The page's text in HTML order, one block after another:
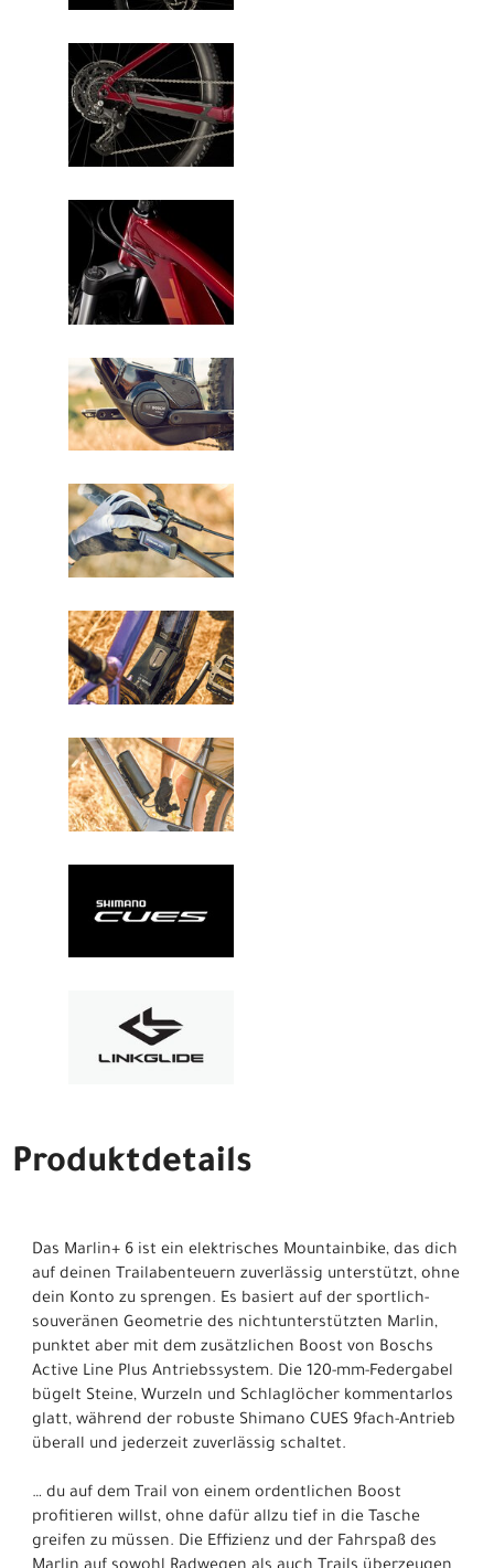
Produktdetails
Das Marlin+ 6 ist ein elektrisches Mountainbike, das dich
auf deinen Trailabenteuern zuverlässig unterstützt, ohne
dein Konto zu sprengen. Es basiert auf der sportlich-
souveränen Geometrie des nichtunterstützten Marlin,
punktet aber mit dem zusätzlichen Boost von Boschs
Active Line Plus Antriebssystem. Die 120-mm-Federgabel
bügelt Steine, Wurzeln und Schlaglöcher kommentarlos
glatt, während der robuste Shimano CUES 9fach-Antrieb
überall und jederzeit zuverlässig schaltet.
… du auf dem Trail von einem ordentlichen Boost
profitieren willst, ohne dafür allzu tief in die Tasche
greifen zu müssen. Die Effizienz und der Fahrspaß des